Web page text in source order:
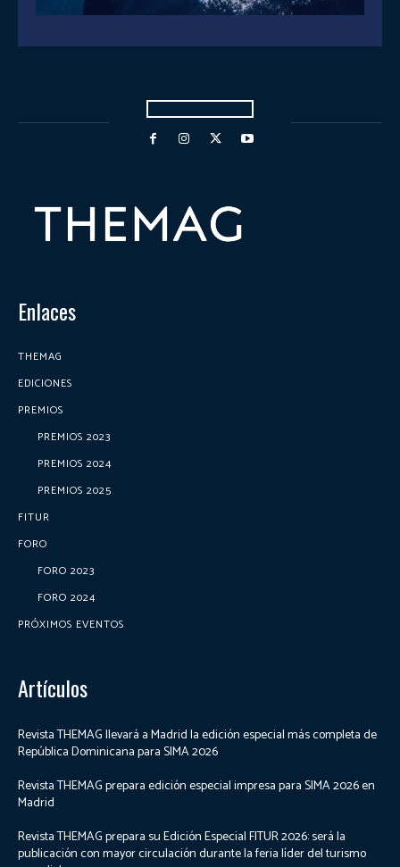
Enlaces
THEMAG
EDICIONES
PREMIOS
PREMIOS 2023
PREMIOS 2024
PREMIOS 2025
FITUR
FORO
FORO 2023
FORO 2024
PRÓXIMOS EVENTOS
Artículos
Revista THEMAG llevará a Madrid la edición especial más completa de
República Dominicana para SIMA 2026
Revista THEMAG prepara edición especial impresa para SIMA 2026 en
Madrid
Revista THEMAG prepara su Edición Especial FITUR 2026: será la
publicación con mayor circulación durante la feria líder del turismo